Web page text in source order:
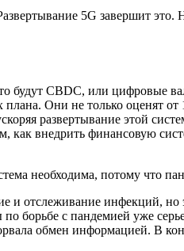
5G завершит
будут CBDC, или цифровые
Они не только оценят от
развертывание этой
как внедрить финансовую
необходима, потому что
и отслеживание инфекций, но
борьбе с пандемией уже
обмен информацией. В